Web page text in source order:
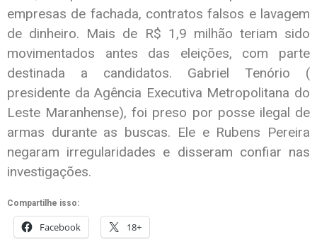
empresas de fachada, contratos falsos e lavagem
de dinheiro. Mais de R$ 1,9 milhão teriam sido
movimentados antes das eleições, com parte
destinada a candidatos. Gabriel Tenório (
presidente da Agência Executiva Metropolitana do
Leste Maranhense), foi preso por posse ilegal de
armas durante as buscas. Ele e Rubens Pereira
negaram irregularidades e disseram confiar nas
investigações.
Compartilhe isso:
Facebook 18+